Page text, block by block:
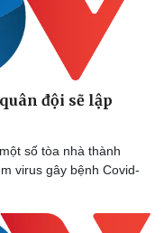
đội sẽ lập
số tòa nhà thành
virus gây bệnh Covid-